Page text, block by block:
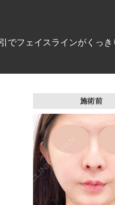
でフェイスラインがくっ
施術前